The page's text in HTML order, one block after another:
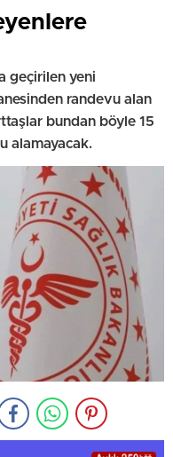
geçirilen yeni
randevu alan
bundan böyle 15
alamayacak.